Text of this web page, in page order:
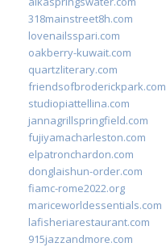
318mainstreet8h.com
lovenailsspari.com
oakberry-kuwait.com
quartzliterary.com
friendsofbroderickpark.com
studiopiattellina.com
jannagrillspringfield.com
fujiyamacharleston.com
elpatronchardon.com
donglaishun-order.com
fiamc-rome2022.org
mariceworldessentials.com
lafisheriarestaurant.com
915jazzandmore.com